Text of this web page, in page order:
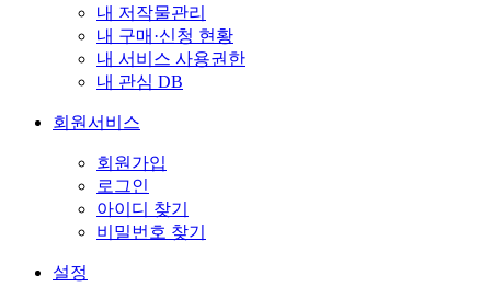
내 저작물관리
내 구매·신청 현황
내 서비스 사용권한
내 관심 DB
회원서비스
회원가입
로그인
아이디 찾기
비밀번호 찾기
설정